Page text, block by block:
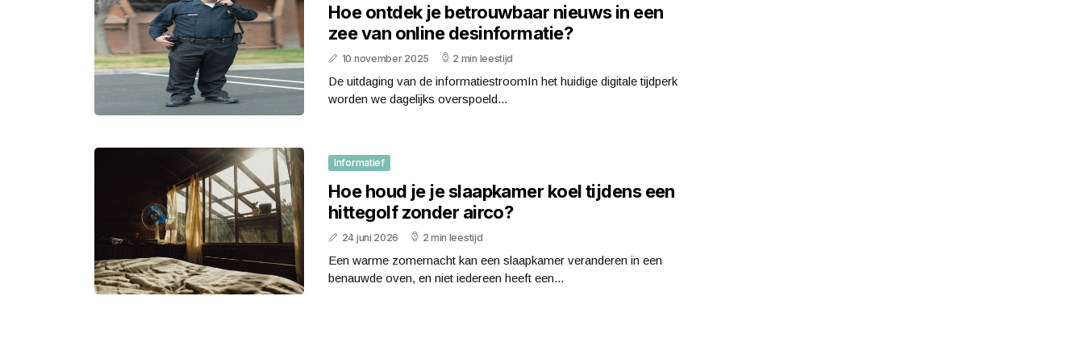
Hoe ontdek je betrouwbaar nieuws in een
zee van online desinformatie?
10 november 2025 2 min leestijd
De uitdaging van de informatiestroomIn het huidige digitale tijdperk
worden we dagelijks overspoeld...
Informatief
Hoe houd je je slaapkamer koel tijdens een
hittegolf zonder airco?
24 juni 2026 2 min leestijd
Een warme zomernacht kan een slaapkamer veranderen in een
benauwde oven, en niet iedereen heeft een...